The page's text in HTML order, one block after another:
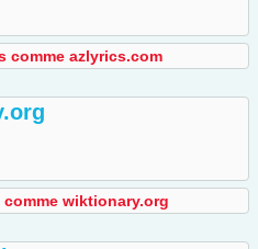
comme azlyrics.com
wiktionary.org